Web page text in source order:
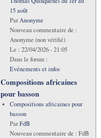
15 août
ParAnonyme
Nouveau commentaire de :
Anonyme (non vérifié)
Le : 22/04/2026 - 21:05
Dans le forum :
Evénements et infos
Compositions africaines
pour basson
Compositions africaines pour
basson
ParFdB
Nouveau commentaire de : FdB